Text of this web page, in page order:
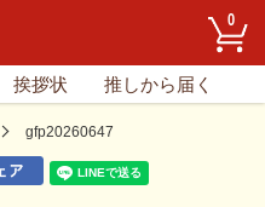
0
挨拶状 推しから届く
gfp20260647